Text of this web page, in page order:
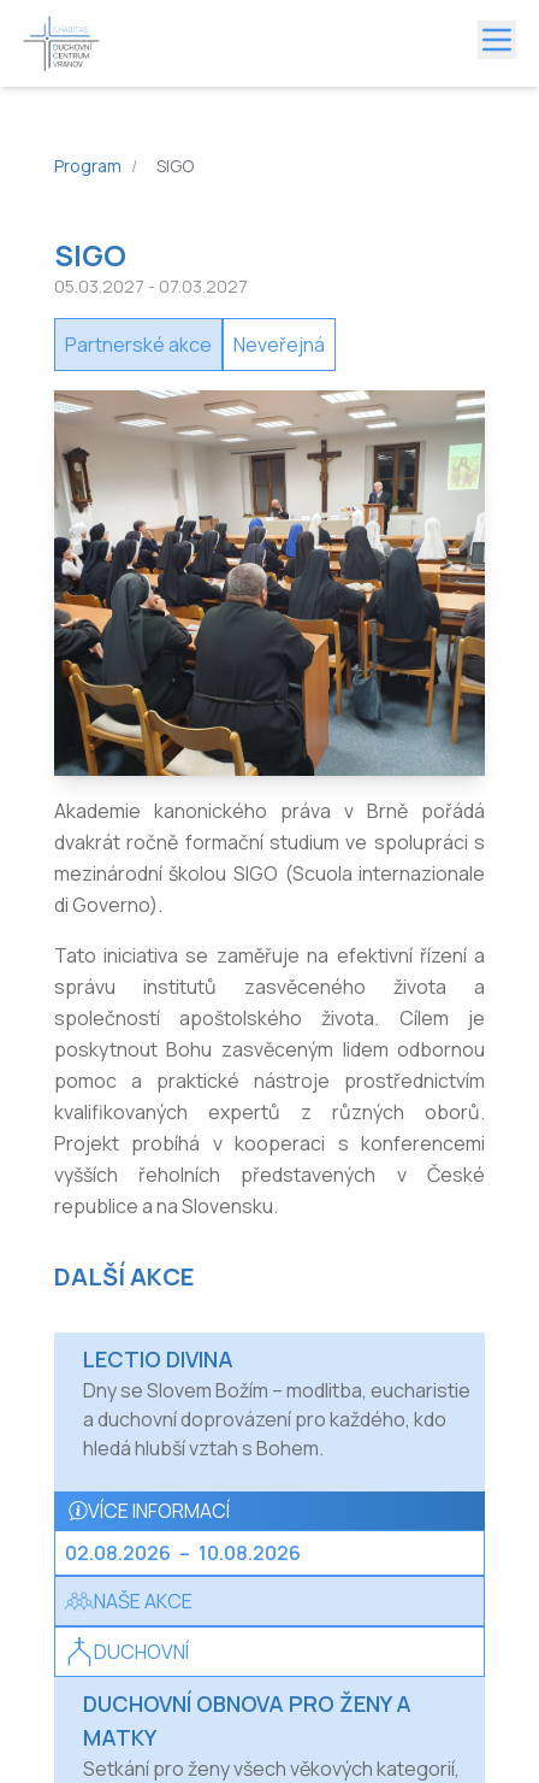
Program / SIGO
SIGO
05.03.2027 - 07.03.2027
Partnerské akce Neveřejná
Akademie kanonického práva v Brně pořádá
dvakrát ročně formační studium ve spolupráci s
mezinárodní školou SIGO (Scuola internazionale
di Governo).
Tato iniciativa se zaměřuje na efektivní řízení a
správu institutů zasvěceného života a
společností apoštolského života. Cílem je
poskytnout Bohu zasvěceným lidem odbornou
pomoc a praktické nástroje prostřednictvím
kvalifikovaných expertů z různých oborů.
Projekt probíhá v kooperaci s konferencemi
vyšších řeholních představených v České
republice a na Slovensku.
DALŠÍ AKCE
LECTIO DIVINA
Dny se Slovem Božím – modlitba, eucharistie
a duchovní doprovázení pro každého, kdo
hledá hlubší vztah s Bohem.
VÍCE INFORMACÍ
02.08.2026 – 10.08.2026
NAŠE AKCE
DUCHOVNÍ
DUCHOVNÍ OBNOVA PRO ŽENY A
MATKY
Setkání pro ženy všech věkových kategorií,